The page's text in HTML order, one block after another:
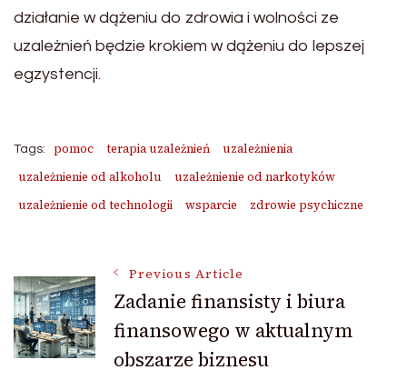
działanie w dążeniu do zdrowia i wolności ze
uzależnień będzie krokiem w dążeniu do lepszej
egzystencji.
Tags: pomoc terapia uzależnień
uzależnienia
uzależnienie od alkoholu
uzależnienie od narkotyków
uzależnienie od technologii
wsparcie zdrowie psychiczne
Post
Navigation
Previous Article
Zadanie finansisty i biura
finansowego w aktualnym
obszarze biznesu